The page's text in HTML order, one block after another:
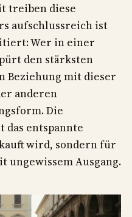
treiben diese
aufschlussreich ist
Wer in einer
den stärksten
Beziehung mit dieser
anderen
Die
das entspannte
wird, sondern für
ungewissem Ausgang.